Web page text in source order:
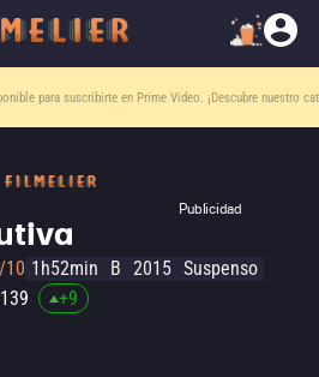
para suscribirte en Prime Video. ¡Descubre nuestro
Publicidad
10 1h52min B 2015 Suspenso
+9